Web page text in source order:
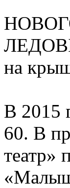
на
В 2015
60. В
театр»